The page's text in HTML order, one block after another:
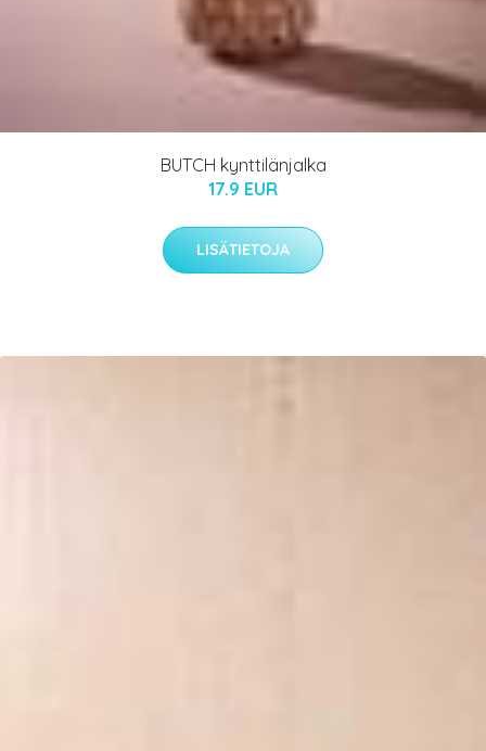
BUTCH kynttilänjalka
17.9 EUR
LISÄTIETOJA